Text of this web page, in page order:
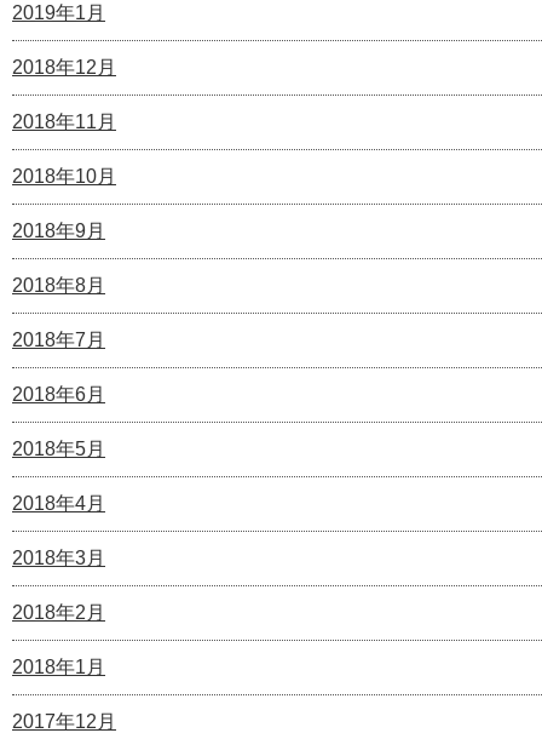
2019年1月
2018年12月
2018年11月
2018年10月
2018年9月
2018年8月
2018年7月
2018年6月
2018年5月
2018年4月
2018年3月
2018年2月
2018年1月
2017年12月